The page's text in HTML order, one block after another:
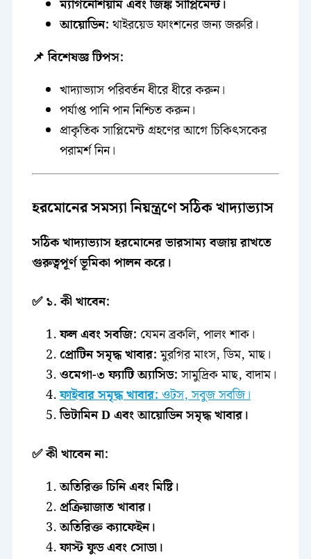
ম্যাগনেশিয়াম এবং জিঙ্ক সাপ্লিমেন্ট।
আয়োডিন: থাইরয়েড ফাংশনের জন্য জরুরি।
📌 বিশেষজ্ঞ টিপস:
খাদ্যাভ্যাস পরিবর্তন ধীরে ধীরে করুন।
পর্যাপ্ত পানি পান নিশ্চিত করুন।
প্রাকৃতিক সাপ্লিমেন্ট গ্রহণের আগে চিকিৎসকের
পরামর্শ নিন।
হরমোনের সমস্যা নিয়ন্ত্রণে সঠিক খাদ্যাভ্যাস
সঠিক খাদ্যাভ্যাস হরমোনের ভারসাম্য বজায় রাখতে
গুরুত্বপূর্ণ ভূমিকা পালন করে।
✅ ১. কী খাবেন:
ফল এবং সবজি: যেমন ব্রকলি, পালং শাক।
প্রোটিন সমৃদ্ধ খাবার:মুরগির মাংস, ডিম, মাছ।
ওমেগা-৩ ফ্যাটি অ্যাসিড:সামুদ্রিক মাছ, বাদাম।
ফাইবার সমৃদ্ধ খাবার:ওটস, সবুজ সবজি।
ভিটামিন D এবং আয়োডিন সমৃদ্ধ খাবার।
✅ কী খাবেন না:
অতিরিক্ত চিনি এবং মিষ্টি।
প্রক্রিয়াজাত খাবার।
অতিরিক্ত ক্যাফেইন।
ফাস্ট ফুড এবং সোডা।